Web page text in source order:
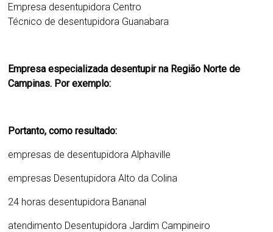
Empresa desentupidora Centro
Técnico de desentupidora Guanabara
Empresa especializada desentupir na Região Norte de
Campinas. Por exemplo:
Portanto, como resultado:
empresas de desentupidora Alphaville
empresas Desentupidora Alto da Colina
24 horas desentupidora Bananal
atendimento Desentupidora Jardim Campineiro